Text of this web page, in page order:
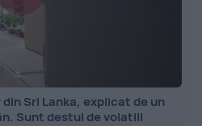
Sri Lanka, explicat de un
Sunt destul de volatili